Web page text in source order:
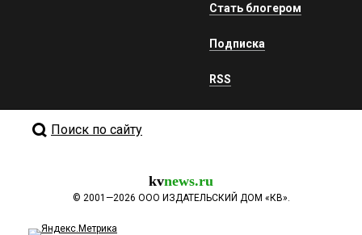
Стать блогером
Подписка
RSS
Поиск по сайту
kvnews.ru
© 2001—2026 ООО ИЗДАТЕЛЬСКИЙ ДОМ «КВ».